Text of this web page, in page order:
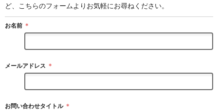
ど、こちらのフォームよりお気軽にお尋ねください。
お名前 ＊
メールアドレス ＊
お問い合わせタイトル ＊